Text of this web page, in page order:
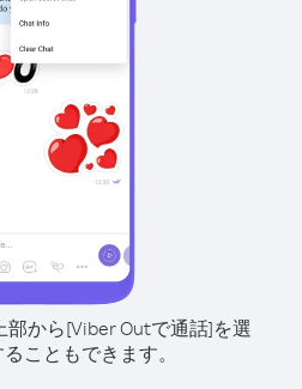
部から[Viber Outで通話]を選
こともできます。